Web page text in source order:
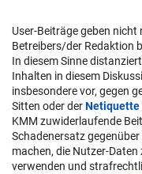
User-Beiträge geben
Betreibers/der Redaktion
In diesem Sinne
Inhalten in diesem
insbesondere vor, gegen
Sitten oder derNetiquette
KMM zuwiderlaufende
Schadenersatz
machen, die Nutzer-
verwenden und